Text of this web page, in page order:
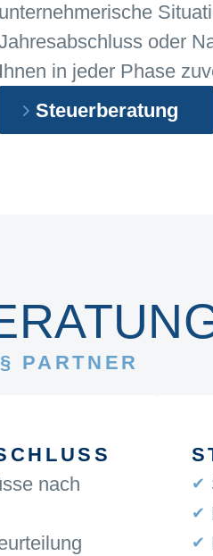
unternehmerische
oder
Ihnen in jeder Phase
Steuerberatung
PARTNER
nach